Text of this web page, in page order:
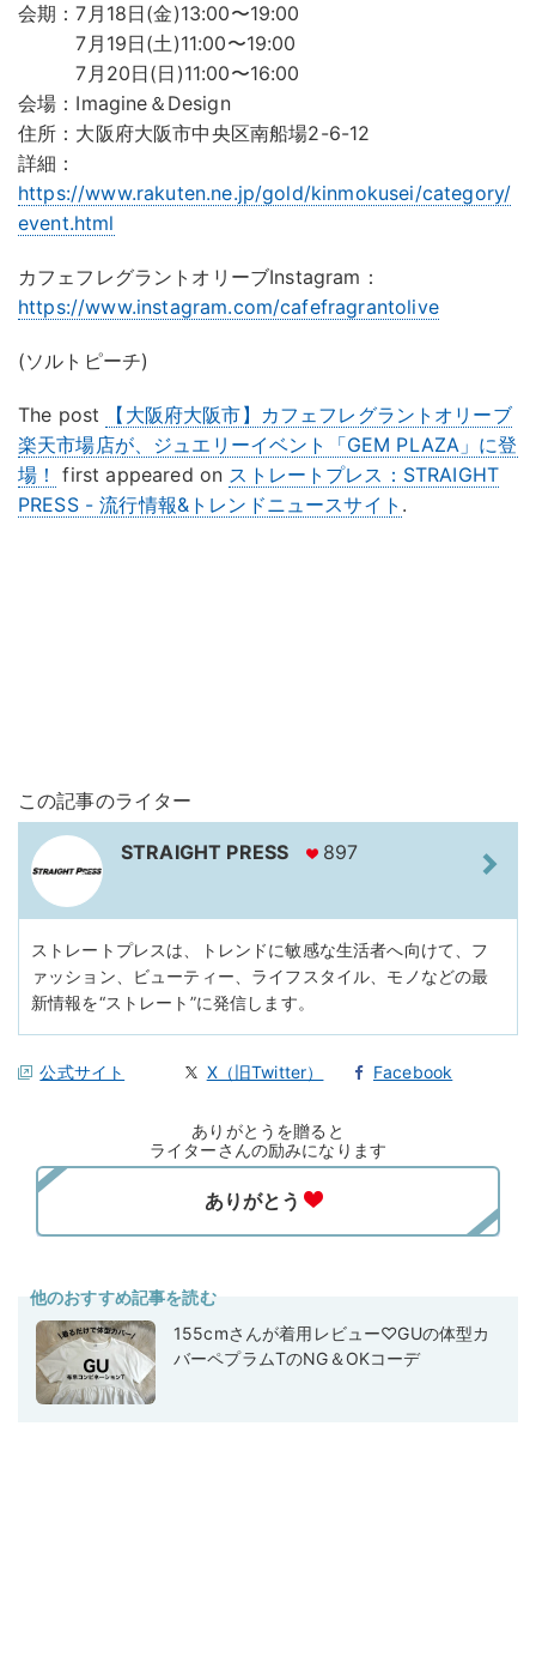
会期：7月18日(金)13:00〜19:00
7月19日(土)11:00〜19:00
7月20日(日)11:00〜16:00
会場：Imagine＆Design
住所：大阪府大阪市中央区南船場2-6-12
詳細：
https://www.rakuten.ne.jp/gold/kinmokusei/category/
event.html
カフェフレグラントオリーブInstagram：
https://www.instagram.com/cafefragrantolive
(ソルトピーチ)
The post
【大阪府大阪市】カフェフレグラントオリーブ
楽天市場店が、ジュエリーイベント「GEM PLAZA」に登
場！ first appeared on ストレートプレス：STRAIGHT
PRESS - 流行情報&トレンドニュースサイト .
この記事のライター
STRAIGHT PRESS 897
ストレートプレスは、トレンドに敏感な生活者へ向けて、フ
ァッション、ビューティー、ライフスタイル、モノなどの最
新情報を“ストレート”に発信します。
公式サイト X（旧Twitter） Facebook
ありがとうを贈ると
ライターさんの励みになります
他のおすすめ記事を読む
155cmさんが着用レビュー♡GUの体型カ
バーペプラムTのNG＆OKコーデ